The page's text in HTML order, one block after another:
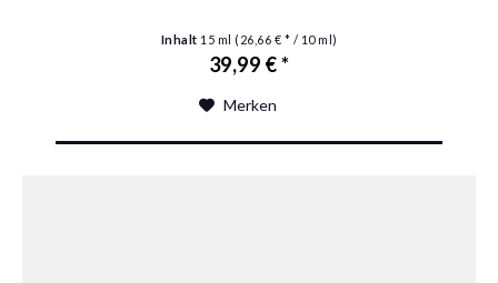
Inhalt 15 ml (26,66 € * / 10 ml)
39,99 € *
Merken